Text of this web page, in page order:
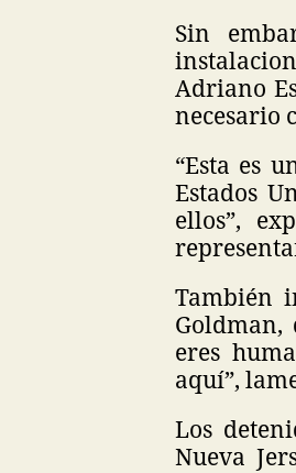
Sin
Adriano
necesario
“Esta es
Estados
ellos”,
También
Goldman,
eres
aquí”,
Los
Nueva